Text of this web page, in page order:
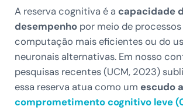
A reserva cognitiva é a capacidade
desempenhopor meio de processos
computação mais eficientes ou do
neuronais alternativas. Em nosso
pesquisas recentes (UCM, 2023)
essa reserva atua como um escudo
comprometimento cognitivo leve